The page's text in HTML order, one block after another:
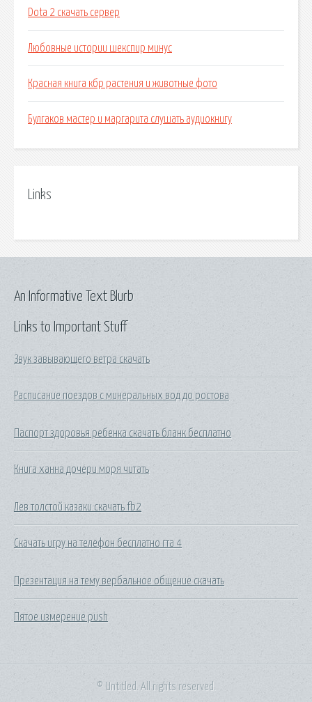
Dota 2 скачать сервер
Любовные истории шекспир минус
Красная книга кбр растения и животные фото
Булгаков мастер и маргарита слушать аудиокнигу
Links
Links to Important Stuff
Звук завывающего ветра скачать
Расписание поездов с минеральных вод до ростова
Паспорт здоровья ребенка скачать бланк бесплатно
Книга ханна дочери моря читать
Лев толстой казаки скачать fb2
Скачать игру на телефон бесплатно гта 4
Презентация на тему вербальное общение скачать
Пятое измерение push
An Informative Text Blurb
© Untitled. All rights reserved.